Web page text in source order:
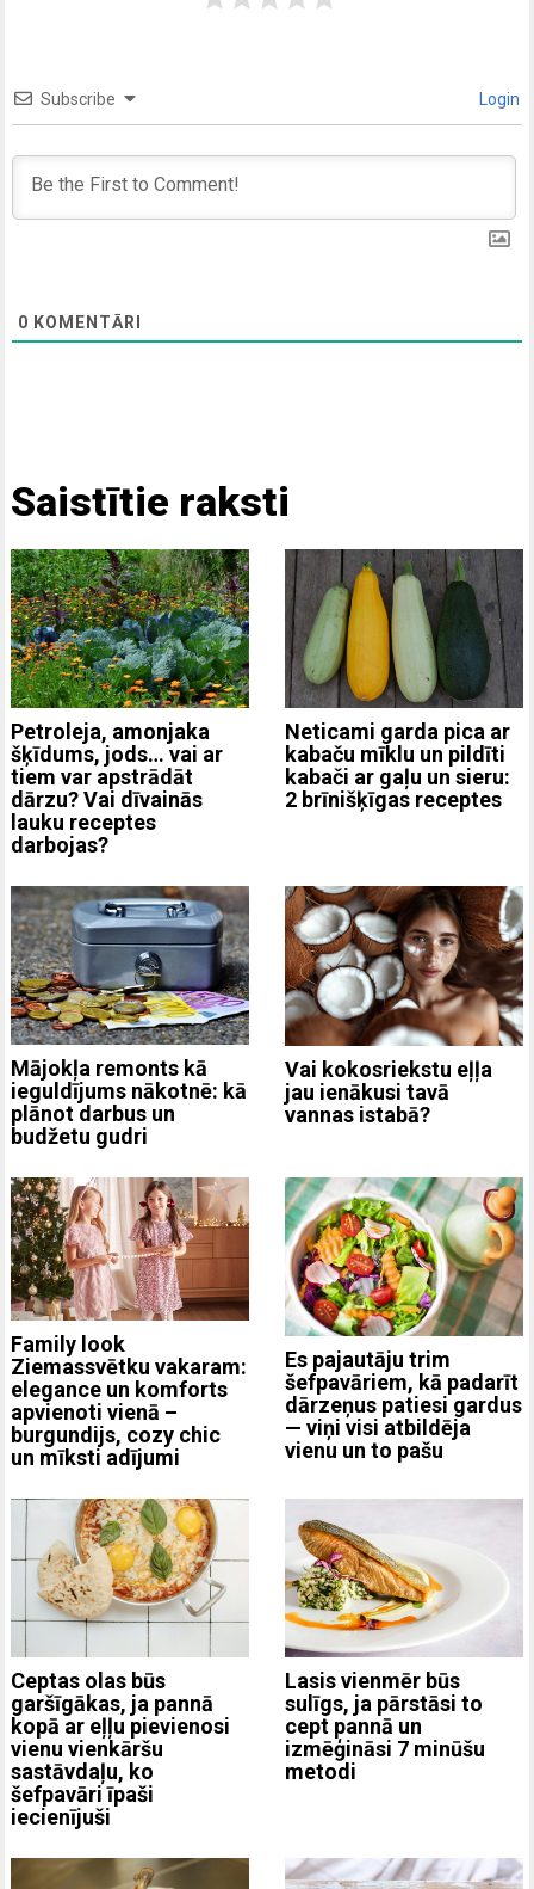
Subscribe Login
0 KOMENTĀRI
Saistītie raksti
Petroleja, amonjaka
šķīdums, jods… vai ar
tiem var apstrādāt
dārzu? Vai dīvainās
lauku receptes
darbojas?
Neticami garda pica ar
kabaču mīklu un pildīti
kabači ar gaļu un sieru:
2 brīnišķīgas receptes
Mājokļa remonts kā
ieguldījums nākotnē: kā
plānot darbus un
budžetu gudri
Vai kokosriekstu eļļa
jau ienākusi tavā
vannas istabā?
Family look
Ziemassvētku vakaram:
elegance un komforts
apvienoti vienā –
burgundijs, cozy chic
un mīksti adījumi
Es pajautāju trim
šefpavāriem, kā padarīt
dārzeņus patiesi gardus
— viņi visi atbildēja
vienu un to pašu
Ceptas olas būs
garšīgākas, ja pannā
kopā ar eļļu pievienosi
vienu vienkāršu
sastāvdaļu, ko
šefpavāri īpaši
iecienījuši
Lasis vienmēr būs
sulīgs, ja pārstāsi to
cept pannā un
izmēģināsi 7 minūšu
metodi